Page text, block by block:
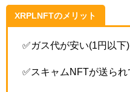
XRPLNFTのメリット
✅ガス代が安い(1円以下)
✅スキャムNFTが送ら